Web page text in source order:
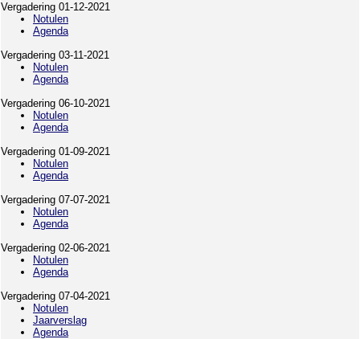
Vergadering 01-12-2021
Notulen
Agenda
Vergadering 03-11-2021
Notulen
Agenda
Vergadering 06-10-2021
Notulen
Agenda
Vergadering 01-09-2021
Notulen
Agenda
Vergadering 07-07-2021
Notulen
Agenda
Vergadering 02-06-2021
Notulen
Agenda
Vergadering 07-04-2021
Notulen
Jaarverslag
Agenda